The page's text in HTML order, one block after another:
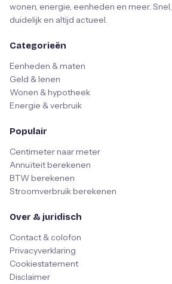
wonen, energie, eenheden en meer. Snel,
duidelijk en altijd actueel.
Categorieën
Eenheden & maten
Geld & lenen
Wonen & hypotheek
Energie & verbruik
Populair
Centimeter naar meter
Annuïteit berekenen
BTW berekenen
Stroomverbruik berekenen
Over & juridisch
Contact & colofon
Privacyverklaring
Cookiestatement
Disclaimer